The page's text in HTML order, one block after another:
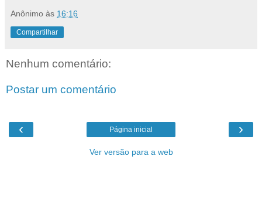
Anônimo às 16:16
Compartilhar
Nenhum comentário:
Postar um comentário
‹ ›
Página inicial
Ver versão para a web